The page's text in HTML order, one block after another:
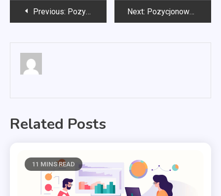
Nawigacja
Previous: Pozycjonowanie seo Sosnowiec Next: Pozycjonowanie strony internetowej Sosnowiec
Related Posts
11 MINS READ